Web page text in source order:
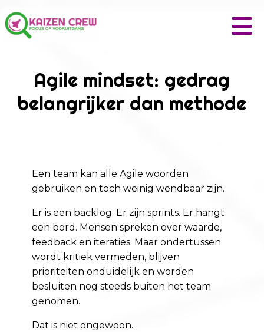
Agile mindset: gedrag
belangrijker dan methode
Een team kan alle Agile woorden
gebruiken en toch weinig wendbaar zijn.
Er is een backlog. Er zijn sprints. Er hangt
een bord. Mensen spreken over waarde,
feedback en iteraties. Maar ondertussen
wordt kritiek vermeden, blijven
prioriteiten onduidelijk en worden
besluiten nog steeds buiten het team
genomen.
Dat is niet ongewoon.